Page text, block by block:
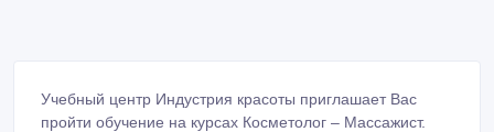
Учебный центр Индустрия красоты приглашает Вас
пройти обучение на курсах Косметолог – Массажист.